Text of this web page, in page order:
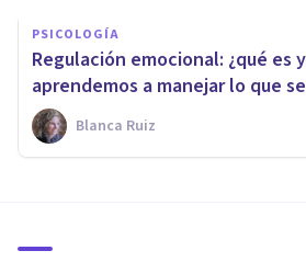
PSICOLOGÍA
Regulación emocional: ¿qué es
aprendemos a manejar lo que
Blanca Ruiz